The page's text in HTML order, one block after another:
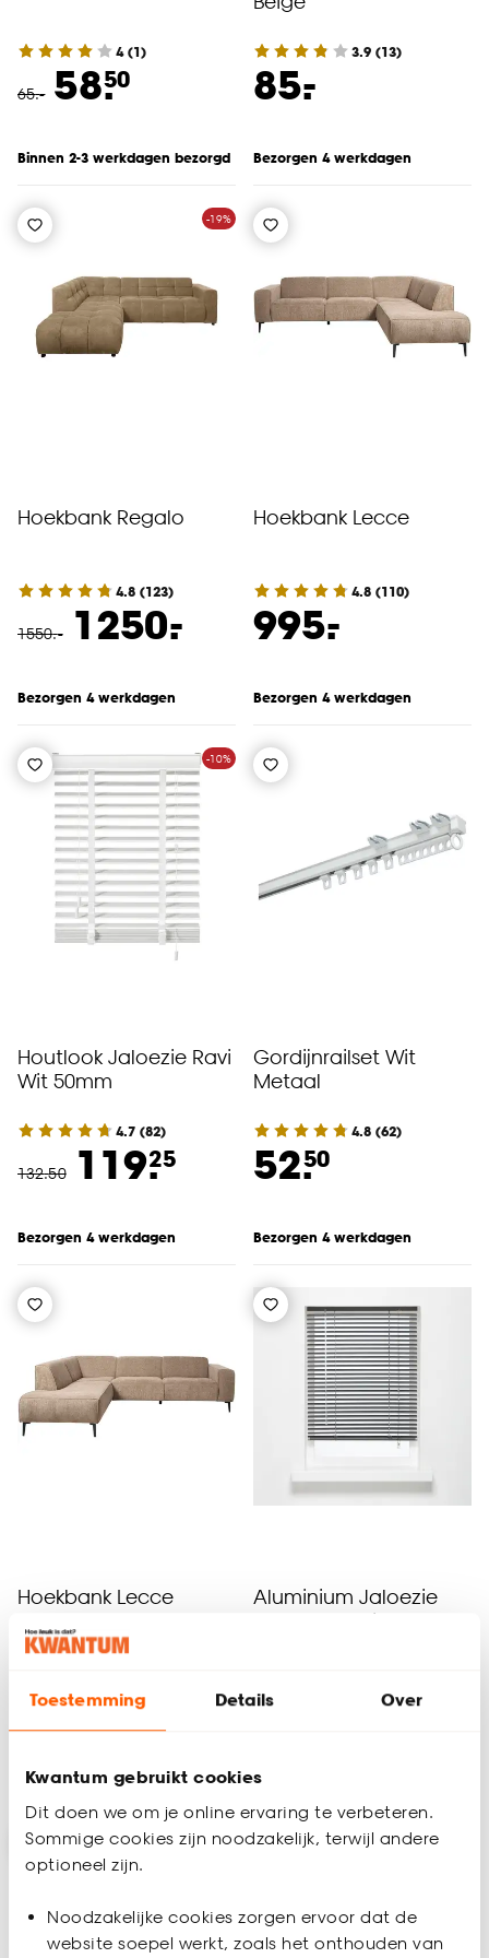
Toestemming Details Over
Kwantum gebruikt cookies
Dit doen we om je online ervaring te verbeteren.
Sommige cookies zijn noodzakelijk, terwijl andere
optioneel zijn.
Noodzakelijke cookies zorgen ervoor dat de
website soepel werkt, zoals het onthouden van
4(1)
65.- 58.50
Binnen 2-3 werkdagen bezorgd
3.9 (13)
85.
-
Bezorgen 4 werkdagen
-19%
Hoekbank Regalo
4.8 (123)
1550.- 1250.
-
Bezorgen 4 werkdagen
Hoekbank Lecce
4.8 (110)
995.
-
Bezorgen 4 werkdagen
-10%
Houtlook Jaloezie Ravi
Wit 50mm
4.7 (82)
132.50 119.25
Bezorgen 4 werkdagen
Gordijnrailset Wit
Metaal
4.8 (62)
52.50
Bezorgen 4 werkdagen
Hoekbank Lecce
995.
-
Bezorgen 4 werkdagen
Aluminium Jaloezie
Jade Antraciet 25mm
55.
Bezorgen 4 werkdagen